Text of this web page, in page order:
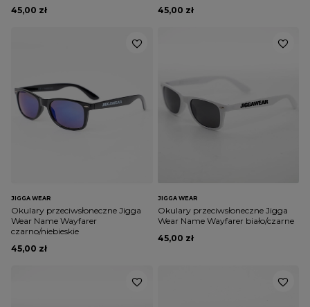
45,00 zł
45,00 zł
JIGGA WEAR
Okulary przeciwsłoneczne Jigga
Wear Name Wayfarer
czarno/niebieskie
45,00 zł
JIGGA WEAR
Okulary przeciwsłoneczne Jigga
Wear Name Wayfarer biało/czarne
45,00 zł